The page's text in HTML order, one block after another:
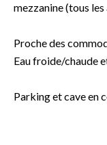
mezzanine (tous
Proche des
Eau froide/chaude
Parking et cave en